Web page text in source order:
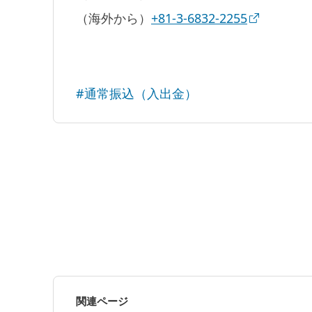
（海外から） +81-3-6832-2255
#通常振込（入出金）
関連ページ